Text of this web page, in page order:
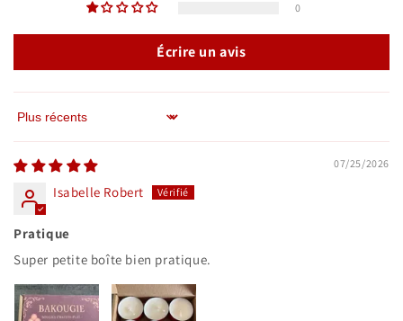
0
Écrire un avis
Sort by
07/25/2026
Isabelle Robert
Pratique
Super petite boîte bien pratique.